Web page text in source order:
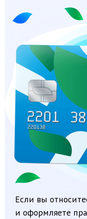
на портале
соцзащиты
офисах банков.
* Организатор акции:
платежных карт (НСПК —
ИНН 7 706 812 159.
предложения доступна